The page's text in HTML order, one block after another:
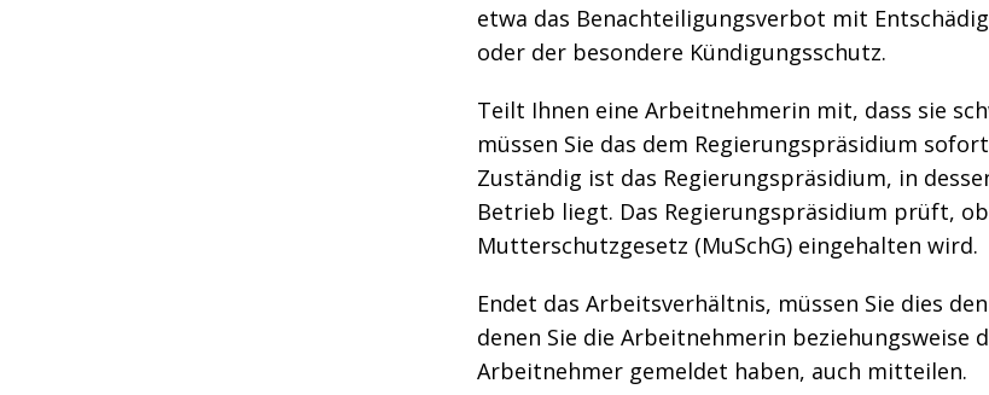
etwa das Benachteiligungsverbot mit
oder der besondere Kündigungsschutz.
Teilt Ihnen eine Arbeitnehmerin mit, dass sie
müssen Sie das dem Regierungspräsidium
Zuständig ist das Regierungspräsidium, in
Betrieb liegt. Das Regierungspräsidium prüft,
Mutterschutzgesetz (MuSchG) eingehalten wird.
Endet das Arbeitsverhältnis, müssen Sie dies
denen Sie die Arbeitnehmerin beziehungsweise
Arbeitnehmer gemeldet haben, auch mitteilen.